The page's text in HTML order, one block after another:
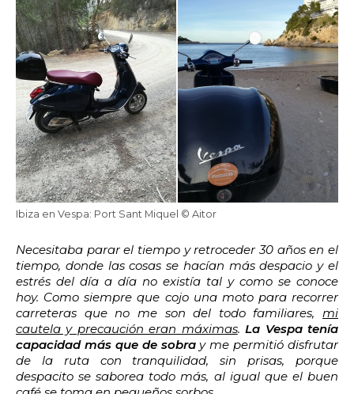
Ibiza en Vespa: Port Sant Miquel © Aitor
Necesitaba parar el tiempo y retroceder 30 años en el
tiempo, donde las cosas se hacían más despacio y el
estrés del día a día no existía tal y como se conoce
hoy. Como siempre que cojo una moto para recorrer
carreteras que no me son del todo familiares, mi
cautela y precaución eran máximas. La Vespa tenía
capacidad más que de sobray me permitió disfrutar
de la ruta con tranquilidad, sin prisas, porque
despacito se saborea todo más, al igual que el buen
14:00 14:30 15:00 15:30
16:00 16:30 17:00 17:30
18:00 18:30 19:00 19:30
20:00 20:30 21:00 21:30
22:00 22:30 23:00 23:30
Edad:
Promo code:
Reservar